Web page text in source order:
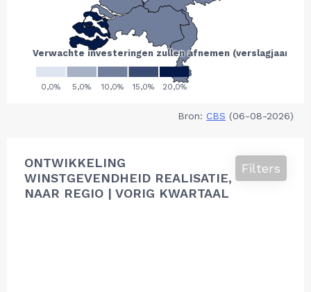
Bron: CBS (06-08-2026)
ONTWIKKELING
WINSTGEVENDHEID REALISATIE,
NAAR REGIO | VORIG KWARTAAL
Filters